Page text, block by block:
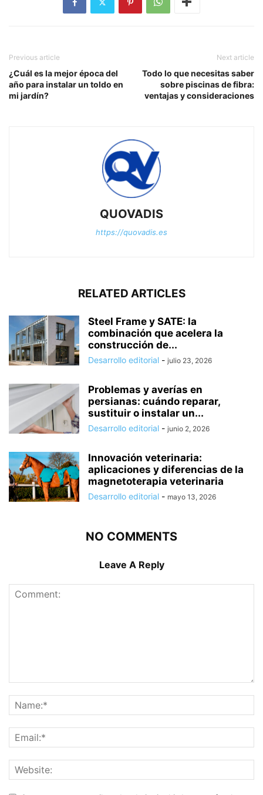
Previous article
¿Cuál es la mejor época del
año para instalar un toldo en
mi jardín?
Next article
Todo lo que necesitas saber
sobre piscinas de fibra:
ventajas y consideraciones
QUOVADIS
https://quovadis.es
RELATED ARTICLES
Steel Frame y SATE: la
combinación que acelera la
construcción de...
Desarrollo editorial - julio 23, 2026
Problemas y averías en
persianas: cuándo reparar,
sustituir o instalar un...
Desarrollo editorial - junio 2, 2026
Innovación veterinaria:
aplicaciones y diferencias de la
magnetoterapia veterinaria
Desarrollo editorial - mayo 13, 2026
NO COMMENTS
Leave A Reply